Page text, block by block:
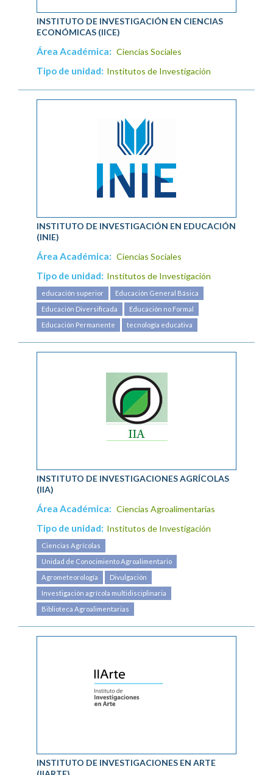
INSTITUTO DE INVESTIGACIÓN EN CIENCIAS
ECONÓMICAS (IICE)
Área Académica: Ciencias Sociales
Tipo de unidad: Institutos de Investigación
INSTITUTO DE INVESTIGACIÓN EN EDUCACIÓN
(INIE)
Área Académica: Ciencias Sociales
Tipo de unidad: Institutos de Investigación
educación superior
Educación General Básica
Educación Diversificada
Educación no Formal
Educación Permanente
tecnología educativa
INSTITUTO DE INVESTIGACIONES AGRÍCOLAS
(IIA)
Área Académica: Ciencias Agroalimentarias
Tipo de unidad: Institutos de Investigación
Ciencias Agrícolas
Unidad de Conocimiento Agroalimentario
Agrometeorología
Divulgación
Investigación agrícola multidisciplinaria
Biblioteca Agroalimentarias
INSTITUTO DE INVESTIGACIONES EN ARTE